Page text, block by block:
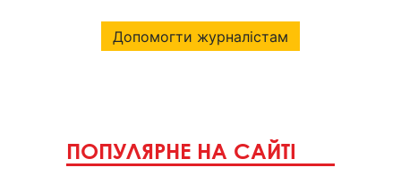
Допомогти журналістам
ПОПУЛЯРНЕ НА САЙТІ